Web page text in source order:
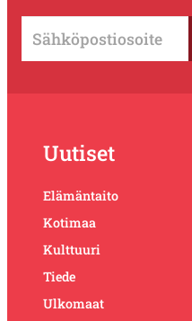
Uutiset
Elämäntaito
Kotimaa
Kulttuuri
Tiede
Ulkomaat